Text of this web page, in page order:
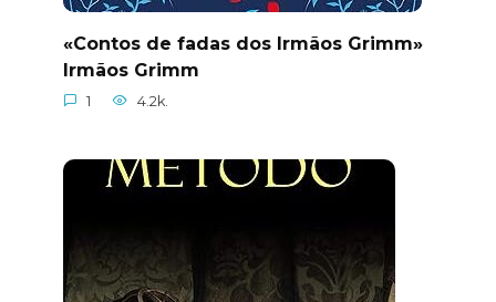
«Contos de fadas dos Irmãos Grimm»
Irmãos Grimm
1 4.2k.